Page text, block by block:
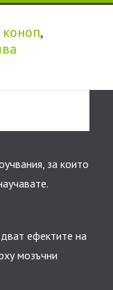
коноп,
за които
ефектите на
мозъчни